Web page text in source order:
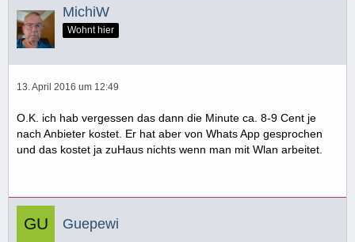
MichiW
Wohnt hier
13. April 2016 um 12:49
O.K. ich hab vergessen das dann die Minute ca. 8-9 Cent je
nach Anbieter kostet. Er hat aber von Whats App gesprochen
und das kostet ja zuHaus nichts wenn man mit Wlan arbeitet.
Guepewi